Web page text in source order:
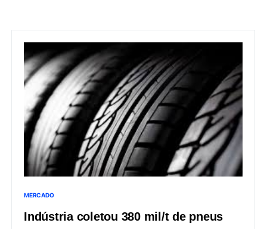
MERCADO
Indústria coletou 380 mil/t de pneus